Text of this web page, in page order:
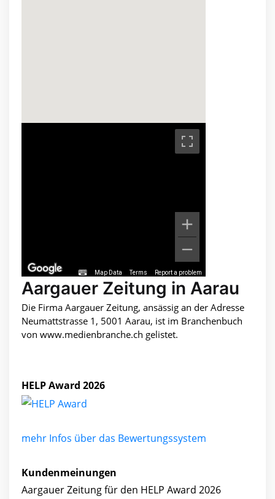
Map Data Terms Report a problem
Aargauer Zeitung in Aarau
Die Firma Aargauer Zeitung, ansässig an der Adresse
Neumattstrasse 1, 5001 Aarau, ist im Branchenbuch
von www.medienbranche.ch gelistet.
HELP Award 2026
mehr Infos über das Bewertungssystem
Kundenmeinungen
Aargauer Zeitung für den HELP Award 2026